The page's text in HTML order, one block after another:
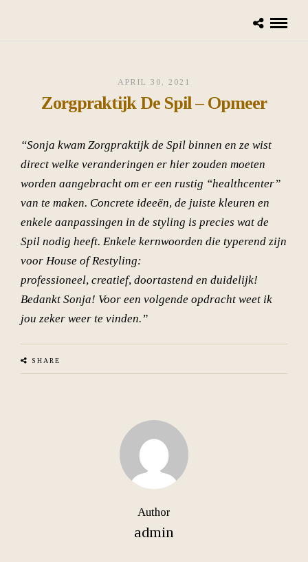
APRIL 30, 2021
Zorgpraktijk De Spil – Opmeer
“Sonja kwam Zorgpraktijk de Spil binnen en ze wist
direct welke veranderingen er hier zouden moeten
worden aangebracht om er een rustig “healthcenter”
van te maken. Concrete ideeën, de juiste kleuren en
enkele aanpassingen in de styling is precies wat de
Spil nodig heeft. Enkele kernwoorden die typerend zijn
voor House of Restyling:
professioneel, creatief, doortastend en duidelijk!
Bedankt Sonja! Voor een volgende opdracht weet ik
jou zeker weer te vinden.”
SHARE
Author
admin